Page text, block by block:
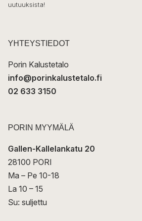
k
t
uutuuksista!
YHTEYSTIEDOT
Porin Kalustetalo
info@porinkalustetalo.fi
02 633 3150
PORIN MYYMÄLÄ
Gallen-Kallelankatu 20
28100 PORI
Ma – Pe 10-18
La 10 – 15
Su: suljettu